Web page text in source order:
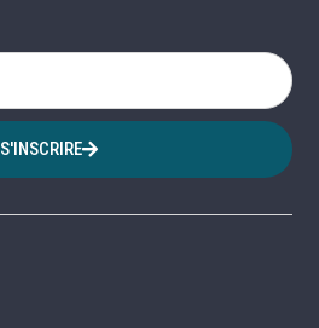
S'INSCRIRE